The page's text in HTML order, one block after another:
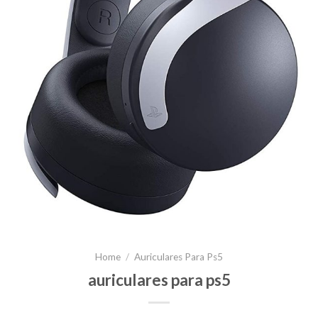
Home / Auriculares Para Ps5
auriculares para ps5